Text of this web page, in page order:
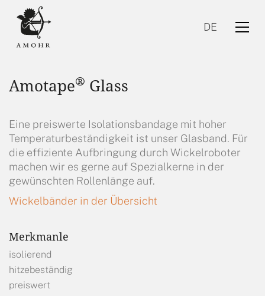
DE
DE
Amotape® Glass
Eine preiswerte Isolationsbandage mit hoher
Temperaturbeständigkeit ist unser Glasband. Für
die effiziente Aufbringung durch Wickelroboter
machen wir es gerne auf Spezialkerne in der
gewünschten Rollenlänge auf.
Wickelbänder in der Übersicht
Merkmanle
isolierend
hitzebeständig
preiswert